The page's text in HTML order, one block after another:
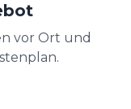
vor Ort und